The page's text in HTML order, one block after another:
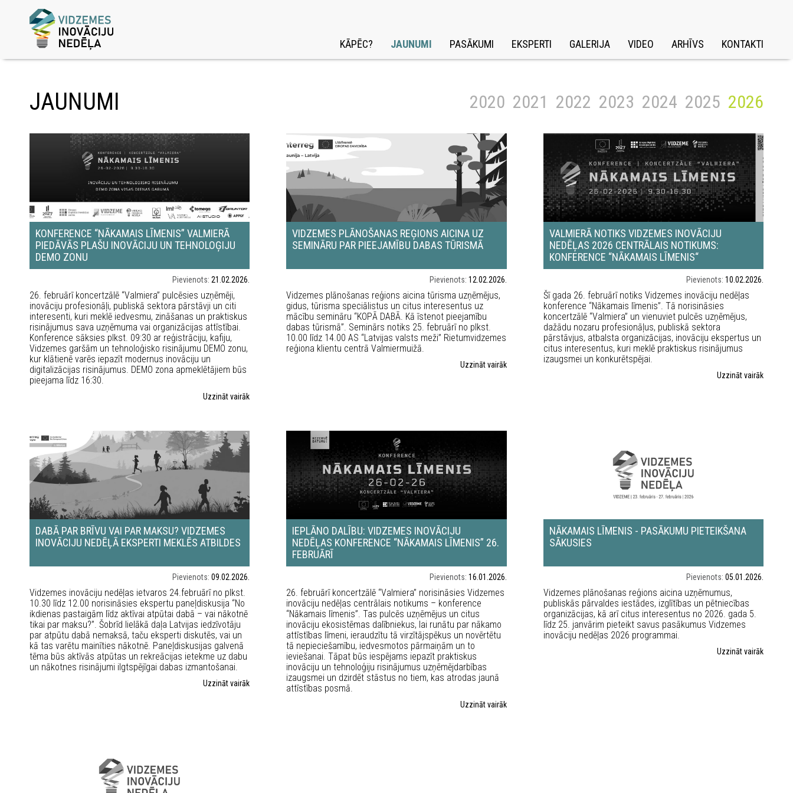
KĀPĒC? JAUNUMI PASĀKUMI EKSPERTI GALERIJA VIDEO ARHĪVS KONTAKTI
JAUNUMI 2020 2021 2022 2023 2024 2025 2026
KONFERENCE “NĀKAMAIS LĪMENIS” VALMIERĀ
PIEDĀVĀS PLAŠU INOVĀCIJU UN TEHNOLOĢIJU
DEMO ZONU
Pievienots: 21.02.2026.
26. februārī koncertzālē “Valmiera” pulcēsies uzņēmēji,
inovāciju profesionāļi, publiskā sektora pārstāvji un citi
interesenti, kuri meklē iedvesmu, zināšanas un praktiskus
risinājumus sava uzņēmuma vai organizācijas attīstībai.
Konference sāksies plkst. 09:30 ar reģistrāciju, kafiju,
Vidzemes garšām un tehnoloģisko risinājumu DEMO zonu,
kur klātienē varēs iepazīt modernus inovāciju un
digitalizācijas risinājumus. DEMO zona apmeklētājiem būs
pieejama līdz 16:30.
Uzzināt vairāk
VIDZEMES PLĀNOŠANAS REĢIONS AICINA UZ
SEMINĀRU PAR PIEEJAMĪBU DABAS TŪRISMĀ
Pievienots: 12.02.2026.
Vidzemes plānošanas reģions aicina tūrisma uzņēmējus,
gidus, tūrisma speciālistus un citus interesentus uz
mācību semināru “KOPĀ DABĀ. Kā īstenot pieejamību
dabas tūrismā”. Seminārs notiks 25. februārī no plkst.
10.00 līdz 14.00 AS “Latvijas valsts meži” Rietumvidzemes
reģiona klientu centrā Valmiermuižā.
Uzzināt vairāk
VALMIERĀ NOTIKS VIDZEMES INOVĀCIJU
NEDĒĻAS 2026 CENTRĀLAIS NOTIKUMS:
KONFERENCE “NĀKAMAIS LĪMENIS“
Pievienots: 10.02.2026.
Šī gada 26. februārī notiks Vidzemes inovāciju nedēļas
konference “Nākamais līmenis”. Tā norisināsies
koncertzālē “Valmiera” un vienuviet pulcēs uzņēmējus,
dažādu nozaru profesionāļus, publiskā sektora
pārstāvjus, atbalsta organizācijas, inovāciju ekspertus un
citus interesentus, kuri meklē praktiskus risinājumus
izaugsmei un konkurētspējai.
Uzzināt vairāk
DABĀ PAR BRĪVU VAI PAR MAKSU? VIDZEMES
INOVĀCIJU NEDĒĻĀ EKSPERTI MEKLĒS ATBILDES
Pievienots: 09.02.2026.
Vidzemes inovāciju nedēļas ietvaros 24.februārī no plkst.
10.30 līdz 12.00 norisināsies ekspertu paneļdiskusija “No
ikdienas pastaigām līdz aktīvai atpūtai dabā – vai nākotnē
tikai par maksu?”. Šobrīd lielākā daļa Latvijas iedzīvotāju
par atpūtu dabā nemaksā, taču eksperti diskutēs, vai un
kā tas varētu mainīties nākotnē. Paneļdiskusijas galvenā
tēma būs aktīvās atpūtas un rekreācijas ietekme uz dabu
un nākotnes risinājumi ilgtspējīgai dabas izmantošanai.
Uzzināt vairāk
IEPLĀNO DALĪBU: VIDZEMES INOVĀCIJU
NEDĒĻAS KONFERENCE “NĀKAMAIS LĪMENIS” 26.
FEBRUĀRĪ
Pievienots: 16.01.2026.
26. februārī koncertzālē “Valmiera” norisināsies Vidzemes
inovāciju nedēļas centrālais notikums – konference
“Nākamais līmenis”. Tas pulcēs uzņēmējus un citus
inovāciju ekosistēmas dalībniekus, lai runātu par nākamo
attīstības līmeni, ieraudzītu tā virzītājspēkus un novērtētu
tā nepieciešamību, iedvesmotos pārmaiņām un to
ieviešanai. Tāpat būs iespējams iepazīt praktiskus
inovāciju un tehnoloģiju risinājumus uzņēmējdarbības
izaugsmei un dzirdēt stāstus no tiem, kas atrodas jaunā
attīstības posmā.
Uzzināt vairāk
NĀKAMAIS LĪMENIS - PASĀKUMU PIETEIKŠANA
SĀKUSIES
Pievienots: 05.01.2026.
Vidzemes plānošanas reģions aicina uzņēmumus,
publiskās pārvaldes iestādes, izglītības un pētniecības
organizācijas, kā arī citus interesentus no 2026. gada 5.
līdz 25. janvārim pieteikt savus pasākumus Vidzemes
inovāciju nedēļas 2026 programmai.
Uzzināt vairāk